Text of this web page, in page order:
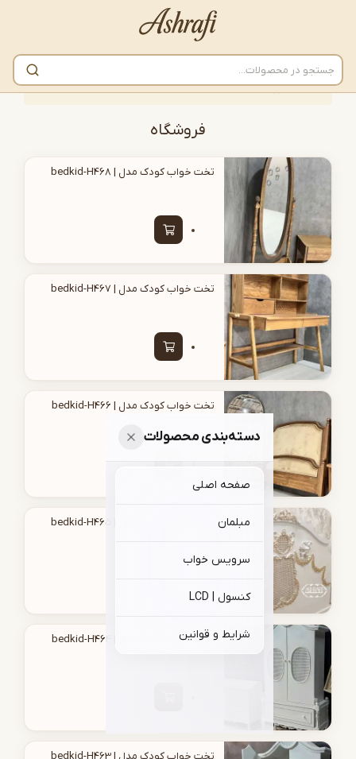
دسته‌بندی محصولات
صفحه اصلی
مبلمان
سرویس خواب
کنسول | LCD
شرایط و قوانین
/ فروشگاه
فروشگاه
تخت خواب کودک مدل | bedkid-H468
تخت خواب کودک مدل | bedkid-H467
تخت خواب کودک مدل | bedkid-H466
تخت خواب کودک مدل | bedkid-H465
تخت خواب کودک مدل | bedkid-H464
تخت خواب کودک مدل | bedkid-H463